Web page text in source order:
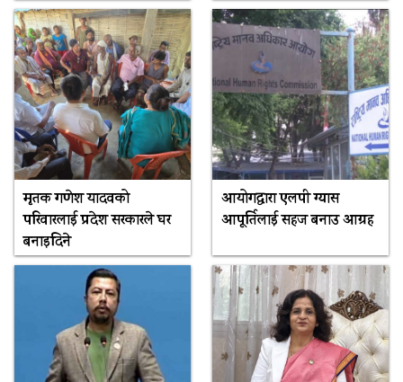
मृतक गणेश यादवको
परिवारलाई प्रदेश सरकारले घर
बनाइदिने
आयोगद्वारा एलपी ग्यास
आपूर्तिलाई सहज बनाउ आग्रह